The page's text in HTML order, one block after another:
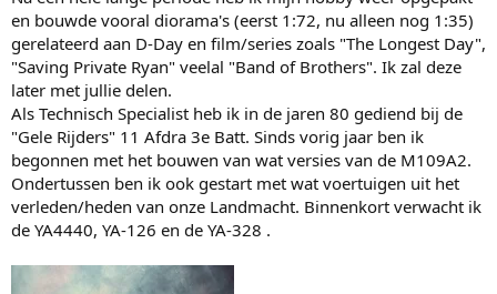
t
e
r
en bouwde vooral diorama's (eerst 1:72, nu alleen nog 1:35)
gerelateerd aan D-Day en film/series zoals "The Longest Day",
"Saving Private Ryan" veelal "Band of Brothers". Ik zal deze
later met jullie delen.
Als Technisch Specialist heb ik in de jaren 80 gediend bij de
"Gele Rijders" 11 Afdra 3e Batt. Sinds vorig jaar ben ik
begonnen met het bouwen van wat versies van de M109A2.
Ondertussen ben ik ook gestart met wat voertuigen uit het
verleden/heden van onze Landmacht. Binnenkort verwacht ik
de YA4440, YA-126 en de YA-328 .